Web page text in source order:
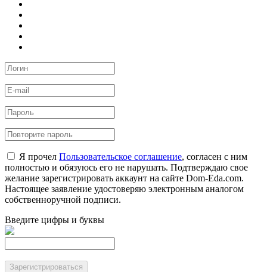
Я прочел Пользовательское соглашение, согласен с ним
полностью и обязуюсь его не нарушать. Подтверждаю свое
желание зарегистрировать аккаунт на сайте Dom-Eda.com.
Настоящее заявление удостоверяю электронным аналогом
собственноручной подписи.
Введите цифры и буквы
Зарегистрироваться